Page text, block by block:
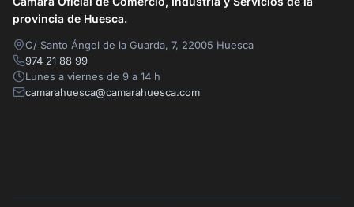
provincia de Huesca.
C/ Santo Ángel de la Guarda, 7, 22005 Huesca
974 21 88 99
Lunes a viernes de 9 a 14 h
camarahuesca@camarahuesca.com